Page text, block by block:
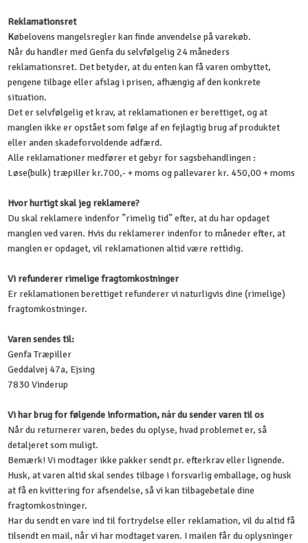
Reklamationsret
Købelovens mangelsregler kan finde anvendelse på varekøb.
Når du handler med Genfa du selvfølgelig 24 måneders
reklamationsret. Det betyder, at du enten kan få varen ombyttet,
pengene tilbage eller afslag i prisen, afhængig af den konkrete
situation.
Det er selvfølgelig et krav, at reklamationen er berettiget, og at
manglen ikke er opstået som følge af en fejlagtig brug af produktet
eller anden skadeforvoldende adfærd.
Alle reklamationer medfører et gebyr for sagsbehandlingen :
Løse(bulk) træpiller kr.700,- + moms og pallevarer kr. 450,00 + moms
Hvor hurtigt skal jeg reklamere?
Du skal reklamere indenfor ”rimelig tid” efter, at du har opdaget
manglen ved varen. Hvis du reklamerer indenfor to måneder efter, at
manglen er opdaget, vil reklamationen altid være rettidig.
Vi refunderer rimelige fragtomkostninger
Er reklamationen berettiget refunderer vi naturligvis dine (rimelige)
fragtomkostninger.
Varen sendes til:
Genfa Træpiller
Geddalvej 47a, Ejsing
7830 Vinderup
Vi har brug for følgende information, når du sender varen til os
Når du returnerer varen, bedes du oplyse, hvad problemet er, så
detaljeret som muligt.
Bemærk! Vi modtager ikke pakker sendt pr. efterkrav eller lignende.
Husk, at varen altid skal sendes tilbage i forsvarlig emballage, og husk
at få en kvittering for afsendelse, så vi kan tilbagebetale dine
fragtomkostninger.
Har du sendt en vare ind til fortrydelse eller reklamation, vil du altid få
tilsendt en mail, når vi har modtaget varen. I mailen får du oplysninger